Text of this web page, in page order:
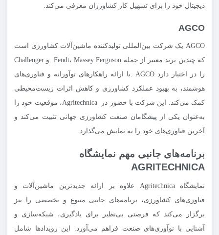
دیجیتال خود را برای تسهیل کار کشاورزان معرفی می‌کند.
AGCO
AGCO یک شرکت بین‌المللی تولیدکننده ماشین‌آلات کشاورزی است
که چندین برند معتبر از جمله Fendt، Massey Ferguson و Challenger
را در اختیار دارد AGCO .با ارائه راهکارهای نوآورانه و فناوری‌های
هوشمند، به بهبود عملکرد کشاورزی و کاهش اثرات زیست‌محیطی
کمک می‌کند. این شرکت با حضور در Agritechnica، موقعیت خود را
به‌عنوان یکی از پیشگامان صنعت کشاورزی جهانی تثبیت می‌کند و
آخرین فناوری‌های خود را به نمایش می‌گذارد.
برنامه‌های جانبی مهم نمایشگاه
AGRITECHNICA
نمایشگاه Agritechnica علاوه بر ارائه جدیدترین ماشین‌آلات و
فناوری‌های کشاورزی، برنامه‌های جانبی متنوع و تخصصی را نیز
برگزار می‌کند که فرصتی بی‌نظیر برای یادگیری، شبکه‌سازی و
آشنایی با نوآوری‌های صنعت فراهم می‌آورد. این رویدادها شامل